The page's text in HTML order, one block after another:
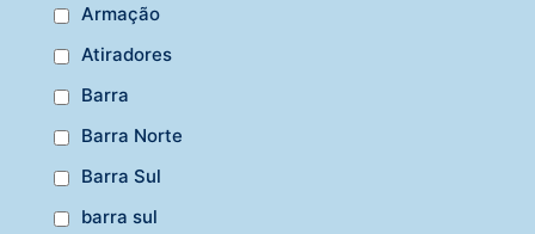
Armação
Atiradores
Barra
Barra Norte
Barra Sul
barra sul